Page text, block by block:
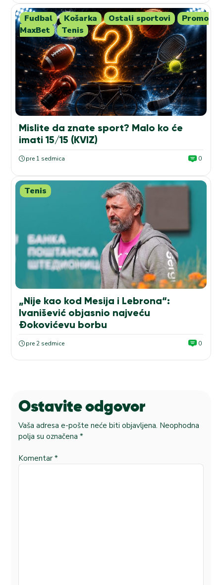
Fudbal Košarka Ostali sportovi
Promo
MaxBet
Tenis
Mislite da znate sport? Malo ko će
imati 15/15 (KVIZ)
pre 1 sedmica 0
Tenis
„Nije kao kod Mesija i Lebrona“:
Ivanišević objasnio najveću
Đokovićevu borbu
pre 2 sedmice 0
Ostavite odgovor
Vaša adresa e-pošte neće biti objavljena. Neophodna
polja su označena *
Komentar *